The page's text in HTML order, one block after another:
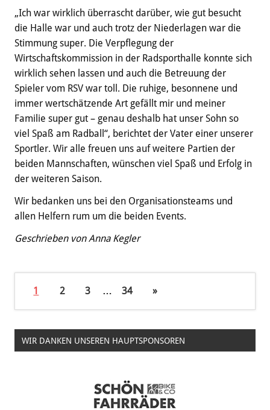
„Ich war wirklich überrascht darüber, wie gut besucht
die Halle war und auch trotz der Niederlagen war die
Stimmung super. Die Verpflegung der
Wirtschaftskommission in der Radsporthalle konnte sich
wirklich sehen lassen und auch die Betreuung der
Spieler vom RSV war toll. Die ruhige, besonnene und
immer wertschätzende Art gefällt mir und meiner
Familie super gut – genau deshalb hat unser Sohn so
viel Spaß am Radball“, berichtet der Vater einer unserer
Sportler. Wir alle freuen uns auf weitere Partien der
beiden Mannschaften, wünschen viel Spaß und Erfolg in
der weiteren Saison.
Wir bedanken uns bei den Organisationsteams und
allen Helfern rum um die beiden Events.
Geschrieben von Anna Kegler
1 2 3 … 34 »
WIR DANKEN UNSEREN HAUPTSPONSOREN